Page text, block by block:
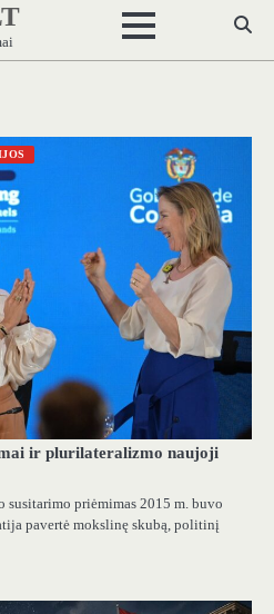
ir plurilateralizmo naujoji
susitarimo priėmimas 2015 m. buvo
pavertė mokslinę skubą, politinį